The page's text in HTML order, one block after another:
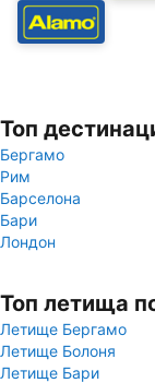
Топ
Бергамо
Рим
Барселона
Бари
Лондон
Топ летища
Летище Бергамо
Летище Болоня
Летище Бари